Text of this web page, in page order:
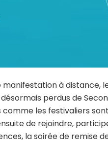
à distance,
perdus de
les festivaliers
de rejoindre,
la soirée de remise